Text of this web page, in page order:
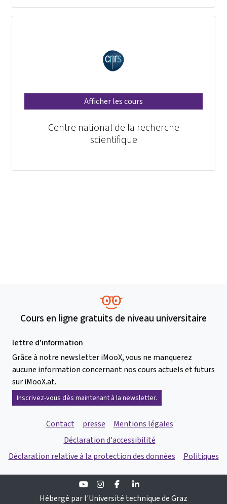
Afficher les cours
Centre national de la recherche
scientifique
Cours en ligne gratuits de niveau universitaire
lettre d'information
Grâce à notre newsletter iMooX, vous ne manquerez
aucune information concernant nos cours actuels et futurs
sur iMooX.at.
Inscrivez-vous dès maintenant à la newsletter.
Contact presse
Mentions légales
Déclaration d'accessibilité
Déclaration relative à la protection des données
Politiques
YoutubeInstagramFacebook
Hébergé par l'Université technique de Graz